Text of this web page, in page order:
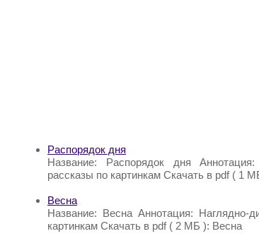
Распорядок дня
Название: Распорядок дня Аннотация:
рассказы по картинкам Скачать в pdf ( 1
Весна
Название: Весна Аннотация: Наглядно-
картинкам Скачать в pdf ( 2 МБ ): Весна